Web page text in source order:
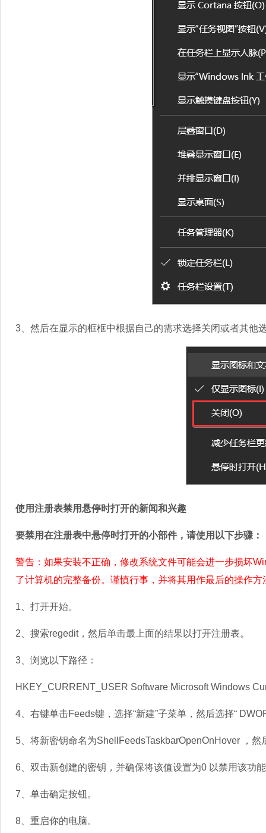
3、然后在显示的框框中根据自己的需求选择关闭或者其他
使用注册表禁用悬停时打开的新闻和兴趣
要禁用在注册表中悬停时打开的小部件，请使用以下步骤：
警告：如果安装不正确，修改系统文件可能会进一步损坏
了计算机的完整备份。谨慎行事，并将其用作最后的操作方
1、打开开始。
2、搜索regedit，然后单击最上面的结果以打开注册表。
3、浏览以下路径：
HKEY_CURRENT_USER Software Microsoft Windows
4、右键单击Feeds键，选择“新建”子菜单，然后选择“
5、将新密钥命名为ShellFeedsTaskbarOpenOnHover ，然
6、双击新创建的密钥，并确保将该值设置为0 以禁用该功
7、单击确定按钮。
8、重启你的电脑。